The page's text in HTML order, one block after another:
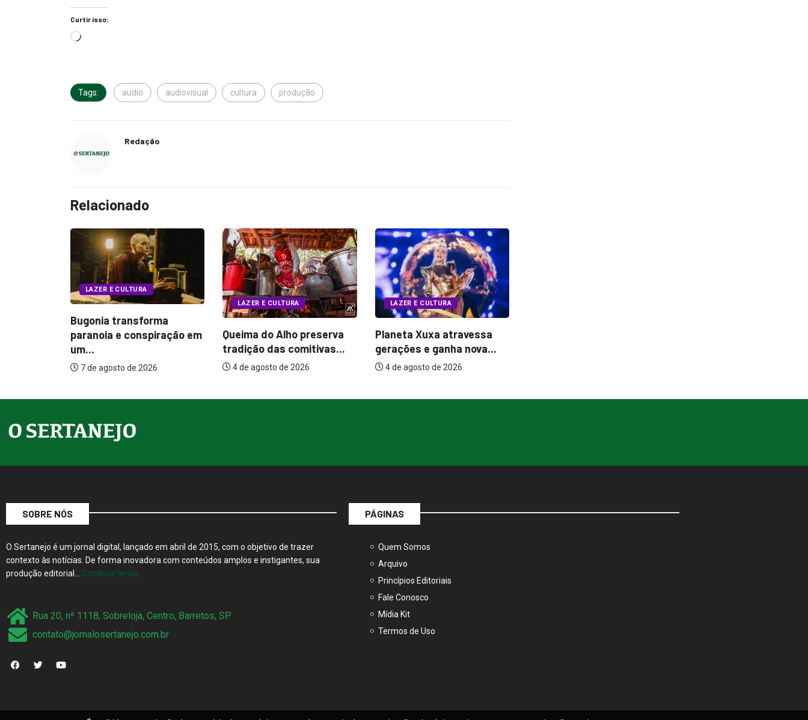
Curtir isso:
Tags: audio audiovisual cultura produção
Redação
Relacionado
LAZER E CULTURA
Queima do Alho preserva
tradição das comitivas...
4 de agosto de 2026
LAZER E CULTURA
Planeta Xuxa atravessa
gerações e ganha nova...
4 de agosto de 2026
LAZER E CULTURA
Bugonia transforma
paranoia e conspiração em
um...
7 de agosto de 2026
SOBRE NÓS
O Sertanejo é um jornal digital, lançado em abril de 2015, com o objetivo de trazer
contexto às notícias. De forma inovadora com conteúdos amplos e instigantes, sua
produção editorial… Continue lendo…
Rua 20, nº 1118, Sobreloja, Centro, Barretos, SP
contato@jornalosertanejo.com.br
PÁGINAS
Quem Somos
Arquivo
Princípios Editoriais
Fale Conosco
Mídia Kit
Termos de Uso